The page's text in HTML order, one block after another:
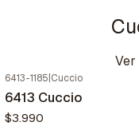
Ver
6413-1185 Cuccio
6413 Cuccio
$3.990